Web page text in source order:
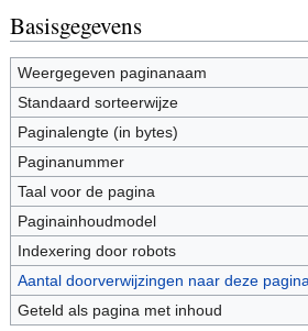
Basisgegevens
Weergegeven paginanaam
Standaard sorteerwijze
Paginalengte (in bytes)
Paginanummer
Taal voor de pagina
Paginainhoudmodel
Indexering door robots
Aantal doorverwijzingen naar deze
Geteld als pagina met inhoud